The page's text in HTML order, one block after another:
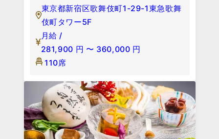
東京都新宿区歌舞伎町1-29-1東急歌舞
伎町タワー5F
月給 /
281,900 円 〜 360,000 円
110席